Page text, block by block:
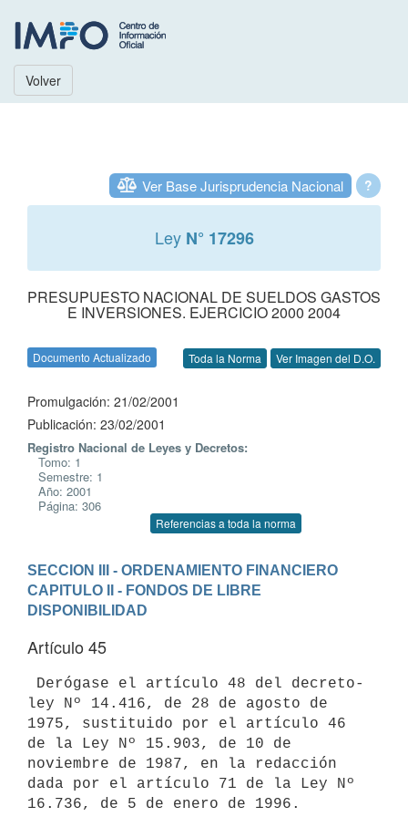
Volver
?
Ver Base Jurisprudencia Nacional
Ley N° 17296
PRESUPUESTO NACIONAL DE SUELDOS GASTOS
E INVERSIONES. EJERCICIO 2000 2004
Documento Actualizado Toda la Norma Ver Imagen del D.O.
Promulgación: 21/02/2001
Publicación: 23/02/2001
Registro Nacional de Leyes y Decretos:
Tomo: 1
Semestre: 1
Año: 2001
Página: 306
Referencias a toda la norma
SECCION III - ORDENAMIENTO FINANCIERO
CAPITULO II - FONDOS DE LIBRE
DISPONIBILIDAD
Artículo 45
ley Nº 14.416, de 28 de agosto de
1975, sustituido por el artículo 46
de la Ley Nº 15.903, de 10 de
noviembre de 1987, en la redacción
dada por el artículo 71 de la Ley Nº